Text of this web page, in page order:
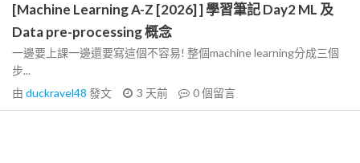
[Machine Learning A-Z [2026] ] 學習筆記 Day2 ML 及
Data pre-processing 概念
一邊要上課一邊還要寫這個不容易! 整個machine learning分成三個
步...
由 duckravel48 發文 3 天前 0個留言